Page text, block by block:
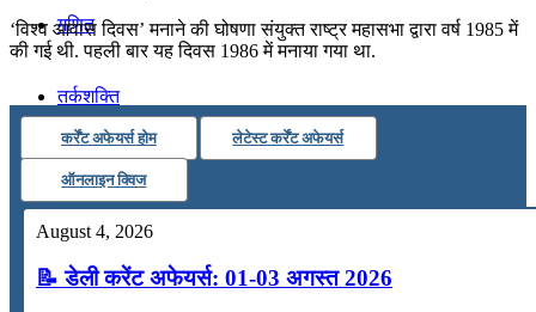
गणित
तर्कशक्ति
कंप्यूटर
अंग्रेजी
‘विश्व आवास दिवस’ मनाने की घोषणा संयुक्त राष्ट्र महासभा द्वारा वर्ष 1985 में
की गई थी. पहली बार यह दिवस 1986 में मनाया गया था.
कर्रेंट अफेयर्स होम लेटेस्ट कर्रेंट अफेयर्स
ऑनलाइन क्विज
August 4, 2026
📝 डेली करेंट अफेयर्स: 01-03 अगस्त 2026